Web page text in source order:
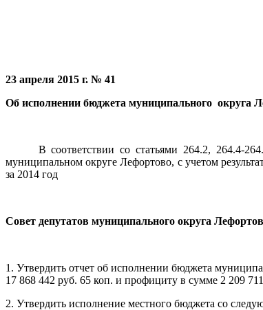
23 апреля 2015 г. № 41
Об исполнении бюджета муниципального округа
В соответствии со статьями 264.2, 264.4-
муниципальном округе Лефортово, с учетом
за 2014 год
Совет депутатов муниципального округа
1. Утвердить отчет об исполнении бюджета
17 868 442 руб. 65 коп. и профициту в сумме 2 209
2. Утвердить исполнение местного бюджета со